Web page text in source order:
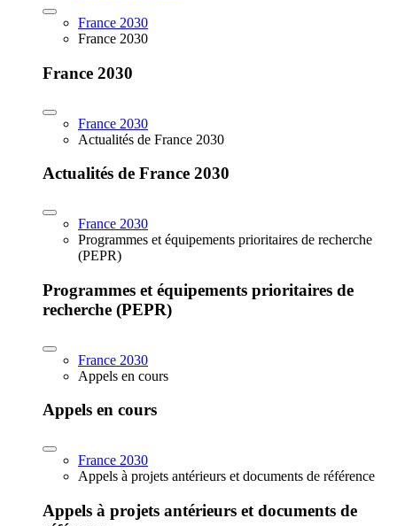
France 2030
France 2030
France 2030
France 2030
Actualités de France 2030
Actualités de France 2030
France 2030
Programmes et équipements prioritaires de recherche
(PEPR)
Programmes et équipements prioritaires de
recherche (PEPR)
France 2030
Appels en cours
Appels en cours
France 2030
Appels à projets antérieurs et documents de référence
Appels à projets antérieurs et documents de